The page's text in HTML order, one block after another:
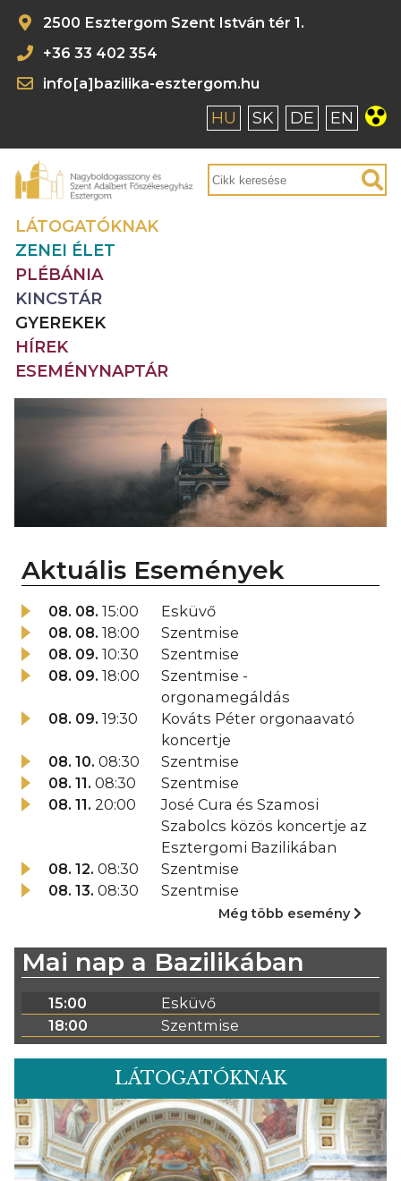
2500 Esztergom Szent István tér 1.
+36 33 402 354
info[a]bazilika-esztergom.hu
HU SK DE EN
LÁTOGATÓKNAK
ZENEI ÉLET
PLÉBÁNIA
KINCSTÁR
GYEREKEK
HÍREK
ESEMÉNYNAPTÁR
Aktuális Események
08. 08. 15:00
Esküvő
08. 08. 18:00
Szentmise
08. 09. 10:30
Szentmise
08. 09. 18:00
Szentmise -
orgonamegáldás
08. 09. 19:30
Kováts Péter orgonaavató
koncertje
08. 10. 08:30
Szentmise
08. 11. 08:30
Szentmise
08. 11. 20:00
José Cura és Szamosi
Szabolcs közös koncertje az
Esztergomi Bazilikában
08. 12. 08:30
Szentmise
08. 13. 08:30 Szentmise
Még több esemény
Mai nap a Bazilikában
15:00
Esküvő
18:00
Szentmise
LÁTOGATÓKNAK